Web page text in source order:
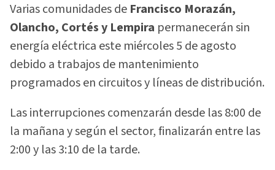
Varias comunidades de Francisco Morazán,
Olancho, Cortés y Lempira permanecerán sin
energía eléctrica este miércoles 5 de agosto
debido a trabajos de mantenimiento
programados en circuitos y líneas de distribución.
Las interrupciones comenzarán desde las 8:00 de
la mañana y según el sector, finalizarán entre las
2:00 y las 3:10 de la tarde.